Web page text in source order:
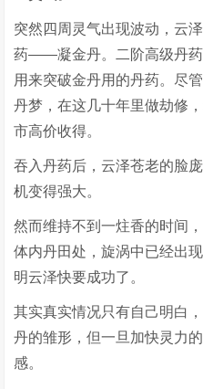
突然四周灵气出现波动，云
药——凝金丹。二阶高级丹
用来突破金丹用的丹药。尽
丹梦，在这几十年里做劫修
市高价收得。
吞入丹药后，云泽苍老的脸
机变得强大。
然而维持不到一炷香的时间
体内丹田处，旋涡中已经出
明云泽快要成功了。
其实真实情况只有自己明白
丹的雏形，但一旦加快灵力
感。